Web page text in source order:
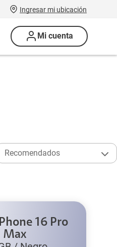
Ingresar mi ubicación
Mi cuenta
Recomendados
16 Pro
Max